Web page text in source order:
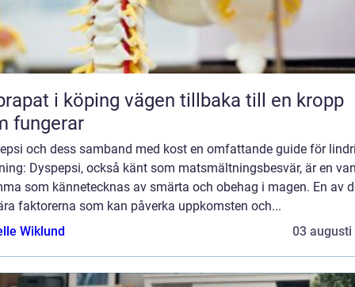
köping vägen tillbaka till en kropp
fungerar
och dess samband med kost en omfattande guide för
Dyspepsi, också känt som matsmältningsbesvär, är en
som kännetecknas av smärta och obehag i magen. En av
faktorerna som kan påverka uppkomsten och...
Wiklund
03 augusti